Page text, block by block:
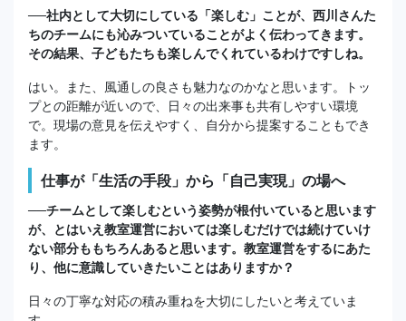
──社内として大切にしている「楽しむ」ことが、西川さんた
ちのチームにも沁みついていることがよく伝わってきます。
その結果、子どもたちも楽しんでくれているわけですしね。
はい。また、風通しの良さも魅力なのかなと思います。トッ
プとの距離が近いので、日々の出来事も共有しやすい環境
で。現場の意見を伝えやすく、自分から提案することもでき
ます。
仕事が「生活の手段」から「自己実現」の場へ
──チームとして楽しむという姿勢が根付いていると思います
が、とはいえ教室運営においては楽しむだけでは続けていけ
ない部分ももちろんあると思います。教室運営をするにあた
り、他に意識していきたいことはありますか？
日々の丁寧な対応の積み重ねを大切にしたいと考えていま